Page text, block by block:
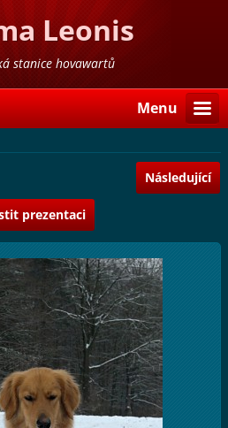
Leonis
stanice hovawartů
Menu
Následující
prezentaci